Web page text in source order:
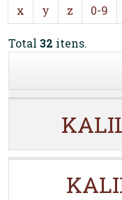
x
y z 0-9
Total 32 itens.